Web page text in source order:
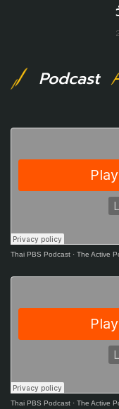
Podcast
Thai PBS Podcast · The Active
Thai PBS Podcast · The Active